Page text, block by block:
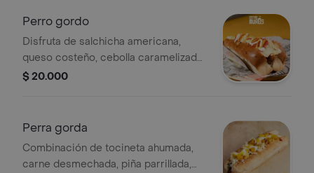
Perro gordo
Disfruta de salchicha americana,
queso costeño, cebolla caramelizada
y papas fosforito, todo dañado en
$ 20.000
Perra gorda
Combinación de tocineta ahumada,
carne desmechada, piña parrillada,